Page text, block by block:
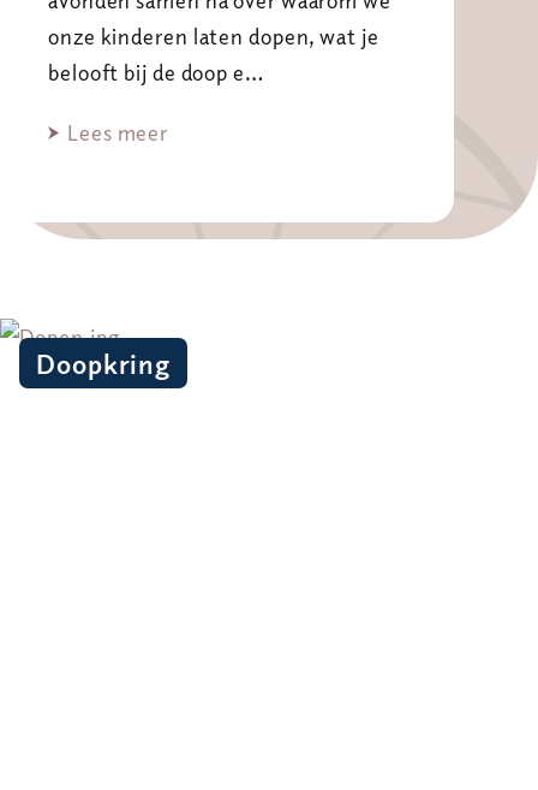
onze kinderen laten dopen, wat je
belooft bij de doop e…
Lees meer
Doopkring